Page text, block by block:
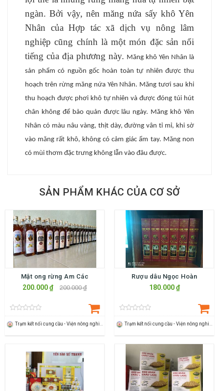
ngàn. Bởi vậy, nên măng nứa sấy khô Yên
Nhân của Hợp tác xã dịch vụ nông lâm
nghiệp cũng chính là một món đặc sản nổi
tiếng của địa phương này. Măng khô Yên Nhân là
sản phẩm có nguồn gốc hoàn toàn tự nhiên được thu
hoạch trên rừng măng nứa Yên Nhân. Măng tươi sau khi
thu hoạch được phơi khô tự nhiên và được đóng túi hút
chân không để bảo quản được lâu ngày. Măng khô Yên
Nhân có màu nâu vàng, thịt dày, đường vân tỉ mỉ, khi sờ
vào măng rất khô, không có cảm giác ẩm tay. Măng non
có mùi thơm đặc trưng không lẫn vào đâu được.
SẢN PHẨM KHÁC CỦA CƠ SỞ
Mật ong rừng Am Các
200.000 ₫ 200.000 ₫
Trạm kết nối cung cầu - Viện nông nghiệp Thanh Hoá
Rượu dâu Ngọc Hoàn
180.000 ₫
Trạm kết nối cung cầu - Viện nông nghiệp Thanh Hoá